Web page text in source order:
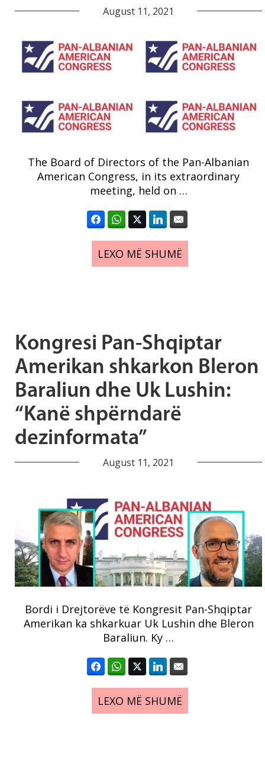
August 11, 2021
The Board of Directors of the Pan-Albanian
American Congress, in its extraordinary
meeting, held on …
LEXO MË SHUMË
Kongresi Pan-Shqiptar
Amerikan shkarkon Bleron
Baraliun dhe Uk Lushin:
“Kanë shpërndarë
dezinformata”
August 11, 2021
Bordi i Drejtorëve të Kongresit Pan-Shqiptar
Amerikan ka shkarkuar Uk Lushin dhe Bleron
Baraliun. Ky …
LEXO MË SHUMË